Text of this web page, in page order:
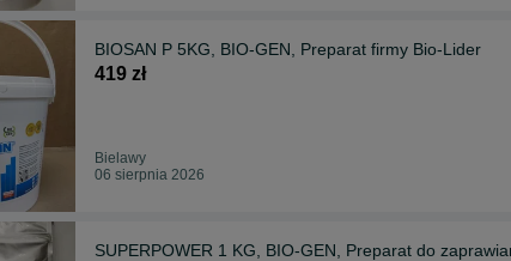
BIOSAN P 5KG, BIO-GEN, Preparat firmy Bio-Lider
419 zł
Bielawy
06 sierpnia 2026
SUPERPOWER 1 KG, BIO-GEN, Preparat do